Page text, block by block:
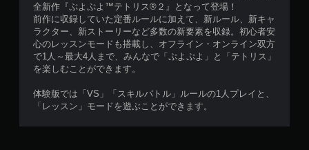
全新作『ぷよぷよ™テトリス®２』となって登場！
前作に収録していた定番ルールに加えて、新ルール、新キャ
ラクター、新ストーリーなど多数の新要素を収録。初心者安
心のレッスンモードも搭載し、オフライン・オンライン双方
で1人～最大4人まで、みんなで「ぷよぷよ」と「テトリス」
を楽しむことができます。
体験版では「VS」「スキルバトル」ルールの1人プレイと、
「レッスン」モードを遊ぶことができます。